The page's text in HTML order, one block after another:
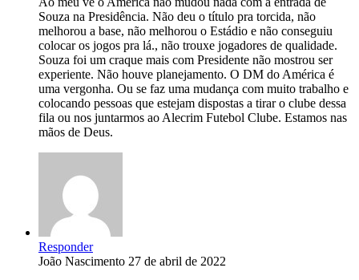
Souza na Presidência. Não deu o título pra torcida, não
melhorou a base, não melhorou o Estádio e não conseguiu
colocar os jogos pra lá., não trouxe jogadores de qualidade.
Souza foi um craque mais com Presidente não mostrou ser
experiente. Não houve planejamento. O DM do América é
uma vergonha. Ou se faz uma mudança com muito trabalho e
colocando pessoas que estejam dispostas a tirar o clube dessa
fila ou nos juntarmos ao Alecrim Futebol Clube. Estamos nas
mãos de Deus.
Responder
João Nascimento 27 de abril de 2022